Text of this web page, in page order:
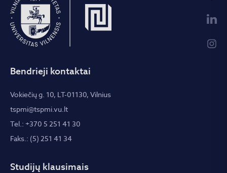
Bendrieji kontaktai
Vokiečių g. 10, LT-01130, Vilnius
tspmi@tspmi.vu.lt
Tel.: +370 5 251 41 30
Faks.: (5) 251 41 34
Studijų klausimais